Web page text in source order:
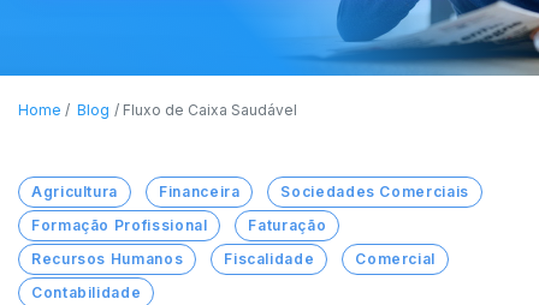
Home Blog Fluxo de Caixa Saudável
Agricultura Financeira
Sociedades Comerciais
Formação Profissional
Faturação
Recursos Humanos
Fiscalidade
Comercial
Contabilidade